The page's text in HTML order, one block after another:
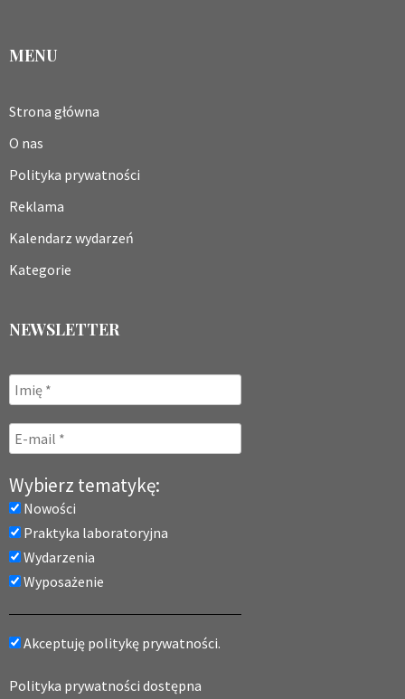
MENU
Strona główna
O nas
Polityka prywatności
Reklama
Kalendarz wydarzeń
Kategorie
NEWSLETTER
Wybierz tematykę:
Nowości
Praktyka laboratoryjna
Wydarzenia
Wyposażenie
Akceptuję politykę prywatności.
Polityka prywatności dostępna